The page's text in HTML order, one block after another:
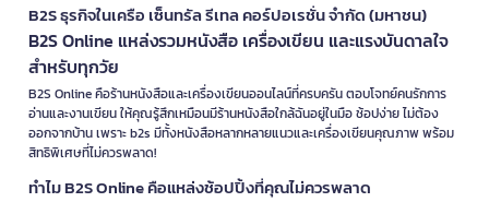
B2S ธุรกิจในเครือ เซ็นทรัล รีเทล คอร์ปอเรชั่น จำกัด (มหาชน)
B2S Online แหล่งรวมหนังสือ เครื่องเขียน และแรงบันดาลใจ
สำหรับทุกวัย
B2S Online คือร้านหนังสือและเครื่องเขียนออนไลน์ที่ครบครัน ตอบโจทย์คนรักการ
อ่านและงานเขียน ให้คุณรู้สึกเหมือนมีร้านหนังสือใกล้ฉันอยู่ในมือ ช้อปง่าย ไม่ต้อง
ออกจากบ้าน เพราะ b2s มีทั้งหนังสือหลากหลายแนวและเครื่องเขียนคุณภาพ พร้อม
สิทธิพิเศษที่ไม่ควรพลาด!
ทำไม B2S Online คือแหล่งช้อปปิ้งที่คุณไม่ควรพลาด